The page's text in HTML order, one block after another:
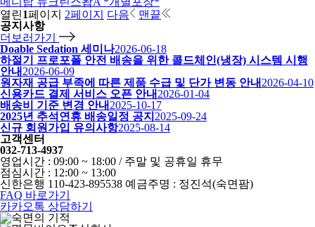
열린1페이지 2페이지 다음
맨끝
공지사항
더보러가기
Doable Sedation 세미나2026-06-18
하절기 프로포폴 안전 배송을 위한 콜드체인(냉장) 시스템 시행
안내 2026-06-09
원자재 공급 부족에 따른 제품 수급 및 단가 변동 안내 2026-04-10
신용카드 결제 서비스 오픈 안내 2026-01-04
배송비 기준 변경 안내 2025-10-17
2025년 추석연휴 배송일정 공지 2025-09-24
신규 회원가입 유의사항2025-08-14
고객센터
032-713-4937
영업시간 : 09:00 ~ 18:00 / 주말 및 공휴일 휴무
점심시간 : 12:00 ~ 13:00
신한은행 110-423-895538 예금주명 : 정진석(숙면팜)
FAQ 바로가기
카카오톡 상담하기